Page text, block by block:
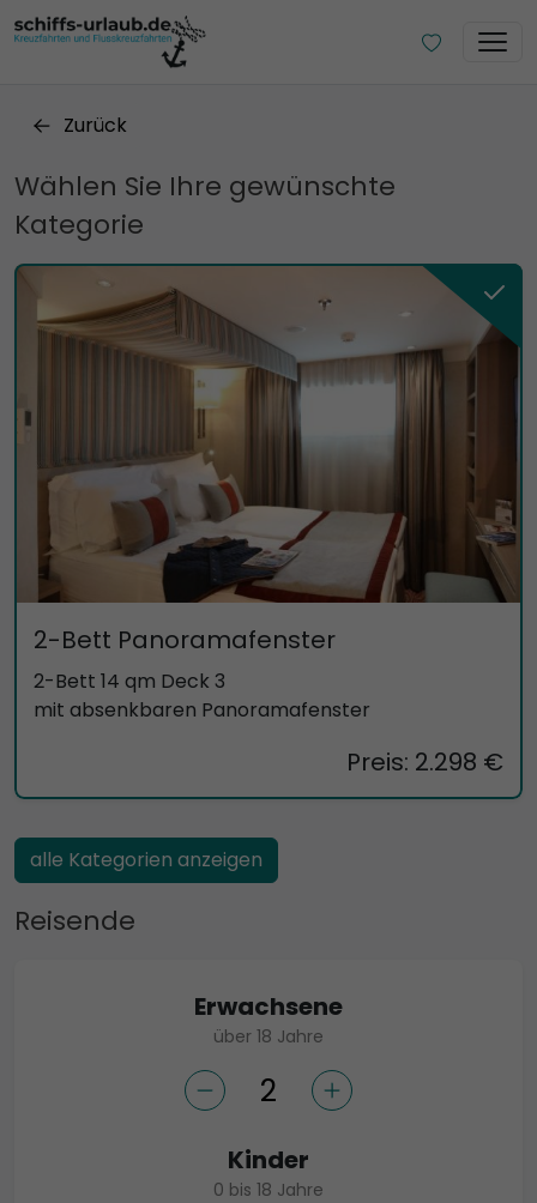
Zurück
Wählen Sie Ihre gewünschte
Kategorie
2-Bett Panoramafenster
2-Bett 14 qm Deck 3
mit absenkbaren Panoramafenster
Preis: 2.298 €
alle Kategorien anzeigen
Reisende
Erwachsene
über 18 Jahre
Kinder
0 bis 18 Jahre